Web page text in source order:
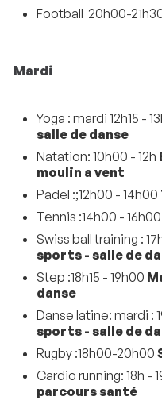
Football 20h00-
Mardi
Yoga : mardi 12h15 -
salle de danse
Natation: 10h00 - 12h
moulin a vent
Padel :;12h00 - 14h00
Tennis :14h00 - 16h00
Swiss ball training :
sports - salle de
Step :18h15 - 19h00
danse
Danse latine: mardi :
sports - salle de
Rugby :18h00-20h00
Cardio running: 18h -
parcours santé